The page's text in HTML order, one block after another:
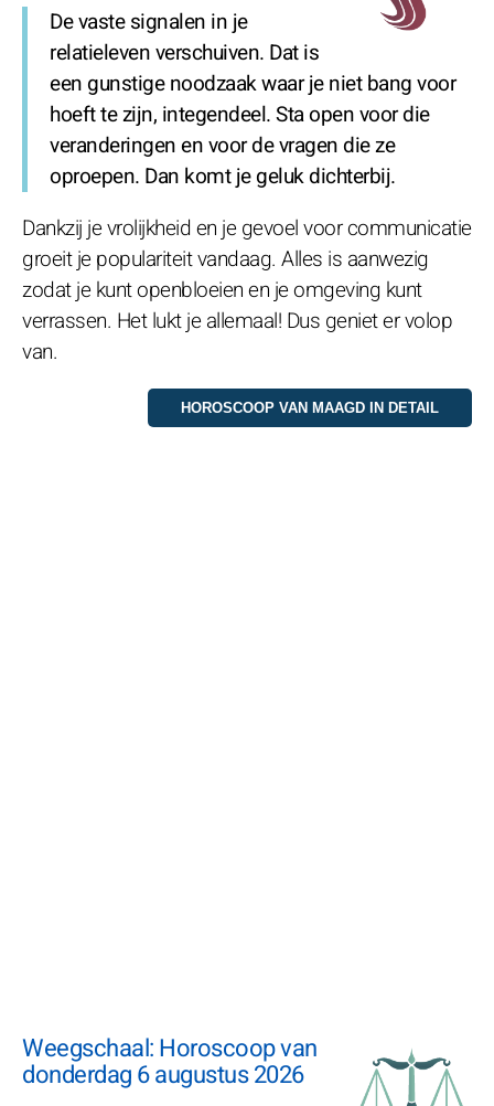
De vaste signalen in je
relatieleven verschuiven. Dat is
een gunstige noodzaak waar je niet bang voor
hoeft te zijn, integendeel. Sta open voor die
veranderingen en voor de vragen die ze
oproepen. Dan komt je geluk dichterbij.
Dankzij je vrolijkheid en je gevoel voor communicatie
groeit je populariteit vandaag. Alles is aanwezig
zodat je kunt openbloeien en je omgeving kunt
verrassen. Het lukt je allemaal! Dus geniet er volop
van.
Weegschaal: Horoscoop van
donderdag 6 augustus 2026